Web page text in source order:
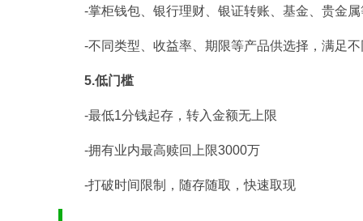
-掌柜钱包、银行理财、银证转账、基金、贵金
-不同类型、收益率、期限等产品供选择，满足
5.低门槛
-最低1分钱起存，转入金额无上限
-拥有业内最高赎回上限3000万
-打破时间限制，随存随取，快速取现